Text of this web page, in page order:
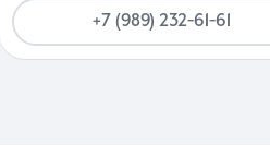
+7 (989) 232-61-61